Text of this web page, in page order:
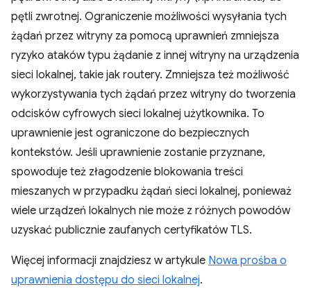
pętli zwrotnej. Ograniczenie możliwości wysyłania tych
żądań przez witryny za pomocą uprawnień zmniejsza
ryzyko ataków typu żądanie z innej witryny na urządzenia
sieci lokalnej, takie jak routery. Zmniejsza też możliwość
wykorzystywania tych żądań przez witryny do tworzenia
odcisków cyfrowych sieci lokalnej użytkownika. To
uprawnienie jest ograniczone do bezpiecznych
kontekstów. Jeśli uprawnienie zostanie przyznane,
spowoduje też złagodzenie blokowania treści
mieszanych w przypadku żądań sieci lokalnej, ponieważ
wiele urządzeń lokalnych nie może z różnych powodów
uzyskać publicznie zaufanych certyfikatów TLS.
Więcej informacji znajdziesz w artykule Nowa prośba o
uprawnienia dostępu do sieci lokalnej.